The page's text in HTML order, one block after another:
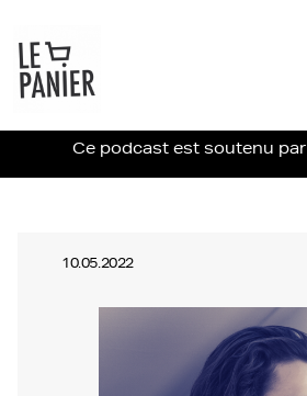
Ce podcast est soutenu par
10.05.2022